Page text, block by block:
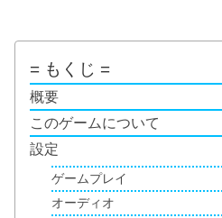
= もくじ =
概要
このゲームについて
設定
ゲームプレイ
オーディオ